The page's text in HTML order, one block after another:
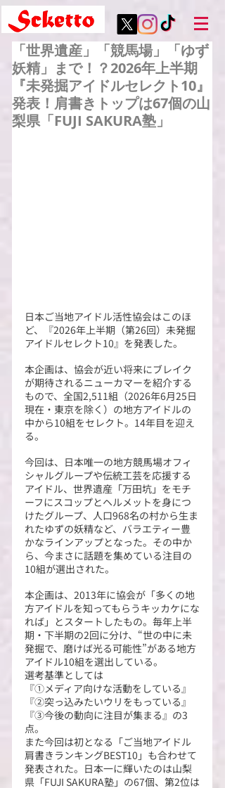
「世界遺産」「競馬場」「ゆず
妖精」まで！？2026年上半期
『未発掘アイドルセレクト10』
発表！肩書きトップは67個の山
梨県「FUJI SAKURA塾」
日本ご当地アイドル活性協会はこのほ
ど、『2026年上半期（第26回）未発掘
アイドルセレクト10』を発表した。
本企画は、協会が近い将来にブレイク
が期待されるニューカマーを紹介する
もので、全国2,511組（2026年6月25日
現在・東京を除く）の地方アイドルの
中から10組をセレクト。14年目を迎え
る。
今回は、日本唯一の地方競馬場オフィ
シャルグループや伝統工芸を応援する
アイドル、世界遺産「万田坑」をモチ
ーフにスコップとヘルメットを身につ
けたグループ、人口968名の村から生ま
れたゆずの妖精など、バラエティー豊
かなラインアップとなった。その中か
ら、今まさに話題を集めている注目の
10組が選出された。
本企画は、2013年に協会が「多くの地
方アイドルを知ってもらうキッカケにな
れば」とスタートしたもの。毎年上半
期・下半期の2回に分け、“世の中に未
発掘で、磨けば光る可能性”がある地方
アイドル10組を選出している。
選考基準としては
『①メディア向けな活動をしている』
『②突っ込みたいウリをもっている』
『③今後の動向に注目が集まる』の3
点。
また今回は初となる「ご当地アイドル
肩書きランキングBEST10」も合わせて
発表された。日本一に輝いたのは山梨
県「FUJI SAKURA塾」の67個、第2位は